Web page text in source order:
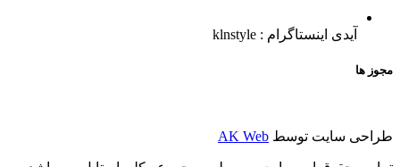
آیدی اینستاگرام : klnstyle
مجوز ها
طراحی سایت توسط AK Web